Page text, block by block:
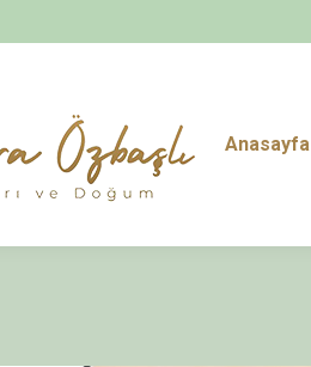
Anasayfa